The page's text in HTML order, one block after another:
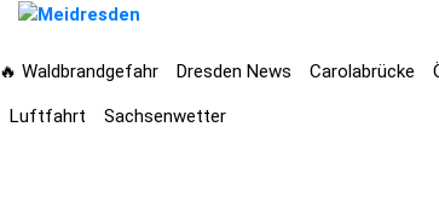
🔥 Waldbrandgefahr Dresden News Carolabrücke
Luftfahrt
Sachsenwetter